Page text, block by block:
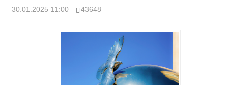
30.01.2025 11:00 43648